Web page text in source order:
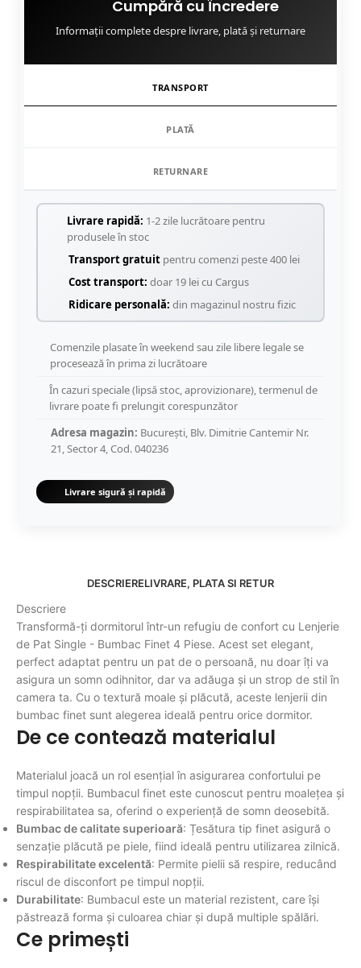
Cumpără cu Încredere
Informații complete despre livrare, plată și returnare
TRANSPORT
PLATĂ
RETURNARE
Livrare rapidă: 1-2 zile lucrătoare pentru
produsele în stoc
Transport gratuit pentru comenzi peste 400 lei
Cost transport: doar 19 lei cu Cargus
Ridicare personală: din magazinul nostru fizic
Comenzile plasate în weekend sau zile libere legale se
procesează în prima zi lucrătoare
În cazuri speciale (lipsă stoc, aprovizionare), termenul de
livrare poate fi prelungit corespunzător
Adresa magazin: București, Blv. Dimitrie Cantemir Nr.
21, Sector 4, Cod. 040236
Livrare sigură și rapidă
DESCRIERELIVRARE, PLATA SI RETUR
Descriere
Transformă-ți dormitorul într-un refugiu de confort cu Lenjerie
de Pat Single - Bumbac Finet 4 Piese. Acest set elegant,
perfect adaptat pentru un pat de o persoană, nu doar îți va
asigura un somn odihnitor, dar va adăuga și un strop de stil în
camera ta. Cu o textură moale și plăcută, aceste lenjerii din
bumbac finet sunt alegerea ideală pentru orice dormitor.
De ce contează materialul
Materialul joacă un rol esențial în asigurarea confortului pe
timpul nopții. Bumbacul finet este cunoscut pentru moalețea și
respirabilitatea sa, oferind o experiență de somn deosebită.
Bumbac de calitate superioară: Țesătura tip finet asigură o
senzație plăcută pe piele, fiind ideală pentru utilizarea zilnică.
Respirabilitate excelentă: Permite pielii să respire, reducând
riscul de disconfort pe timpul nopții.
Durabilitate: Bumbacul este un material rezistent, care își
păstrează forma și culoarea chiar și după multiple spălări.
Ce primești